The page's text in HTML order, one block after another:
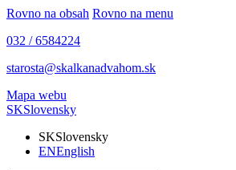
Rovno na obsah Rovno na menu
032 / 6584224
starosta@skalkanadvahom.sk
Mapa webu
SKSlovensky
SKSlovensky
ENEnglish